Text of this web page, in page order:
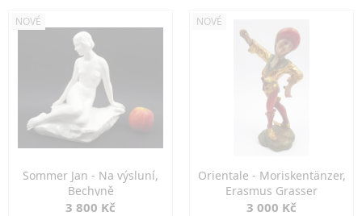
NOVÉ
Sommer Jan - Na výsluní,
Bechyně
3 800 Kč
NOVÉ
Orientale - Moriskentänzer,
Erasmus Grasser
3 000 Kč